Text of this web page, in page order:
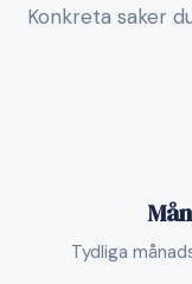
Konkreta saker
Tydliga